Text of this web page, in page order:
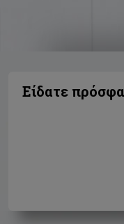
Είδατε